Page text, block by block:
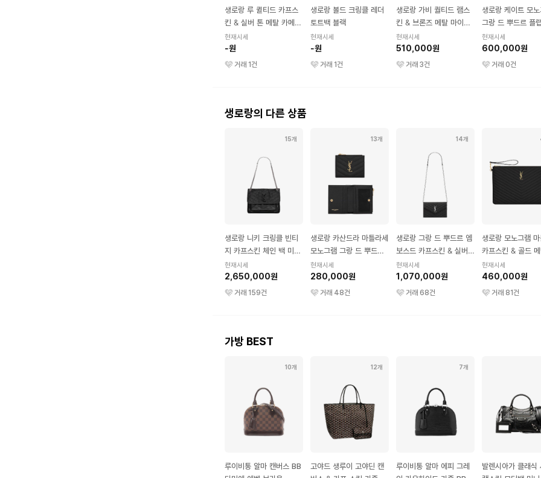
생로랑 루 퀼티드 카프스
킨 & 실버 톤 메탈 카메라
백 레드
현재시세
-원
거래 1건
생로랑 볼드 크링클 레더
토트백 블랙
현재시세
-원
거래 1건
생로랑 가비 퀄티드 램스
킨 & 브론즈 메탈 마이크
로백 블랙
현재시세
510,000원
거래 3건
생로랑 케이트 모
그랑 드 뿌드르 플
치 다크 딥 레드
현재시세
600,000원
거래 0건
생로랑의 다른 상품
15개
생로랑 니키 크링클 빈티
지 카프스킨 체인 백 미디
엄 블랙
현재시세
2,650,000원
거래 159건
13개
생로랑 카산드라 마틀라세
모노그램 그랑 드 뿌드르
카프스킨 반지갑 골드 &
블랙
현재시세
280,000원
거래 48건
14개
생로랑 그랑 드 뿌드르 엠
보스드 카프스킨 & 실버
메탈 카산드라 마틀라세
엔벨로프 체인 지갑 느와
르
현재시세
1,070,000원
거래 68건
생로랑 모노그램
카프스킨 & 골드
러치 라지 블랙
현재시세
460,000원
거래 81건
가방 BEST
10개
루이비통 알마 캔버스 BB
12개
고야드 생루이 고야딘 캔
7개
루이비통 알마 에피 그레
발렌시아가 클래식